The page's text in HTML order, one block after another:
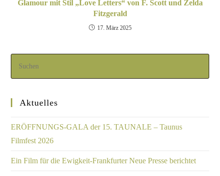
Glamour mit Stil „Love Letters“ von F. Scott und Zelda
Fitzgerald
17. März 2025
Aktuelles
ERÖFFNUNGS-GALA der 15. TAUNALE – Taunus
Filmfest 2026
Ein Film für die Ewigkeit-Frankfurter Neue Presse berichtet